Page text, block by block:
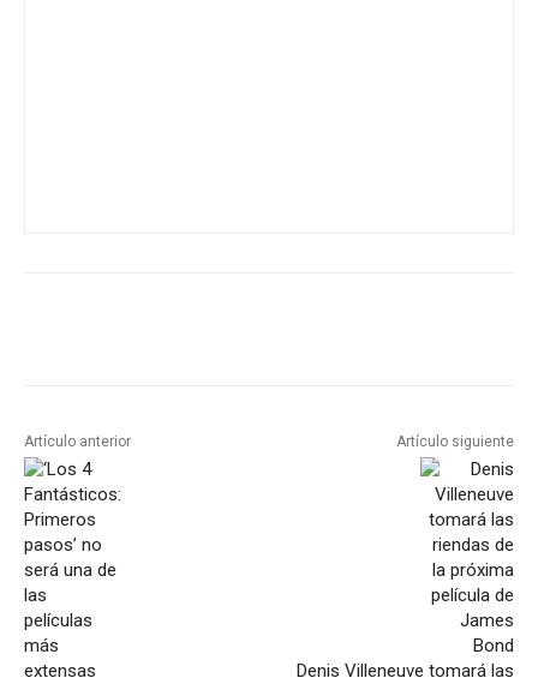
Artículo anterior Artículo siguiente
Denis Villeneuve tomará las